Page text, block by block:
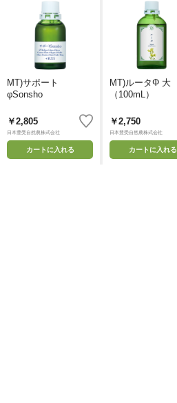
MT)サポート
φSonsho
￥2,805
日本豊受自然農株式会社
カートに入れる
MT)ルータΦ 大
（100mL）
￥2,750
日本豊受自然農株式会社
カートに入れる